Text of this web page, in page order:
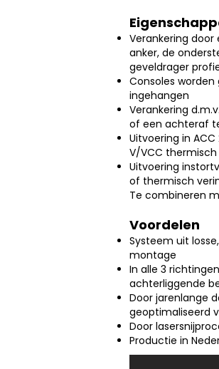
Verankering
anker, de
geveldrager
Consoles
ingehangen
Verankering
of een achteraf
Uitvoering in
V/VCC
Uitvoering
of thermisch
Te combineren
Voordelen
Systeem uit
montage
In alle 3
achterliggende
Door jarenlange
geoptimaliseerd
Door
Productie in